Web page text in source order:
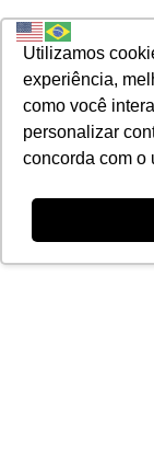
Utilizamos
experiência,
como você
personalizar
concorda com o